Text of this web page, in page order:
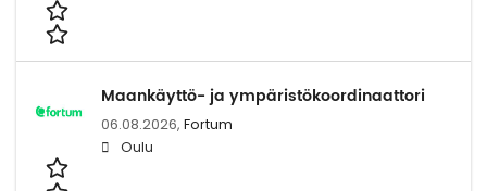
Maankäyttö- ja ympäristökoordinaattori
06.08.2026, Fortum
Oulu